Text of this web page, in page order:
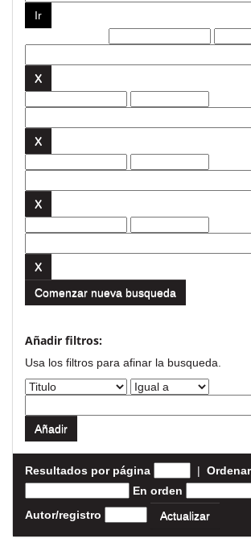
Comenzar nueva busqueda
Añadir filtros:
Usa los filtros para afinar la busqueda.
Resultados por página |
En orden
Autor/registro